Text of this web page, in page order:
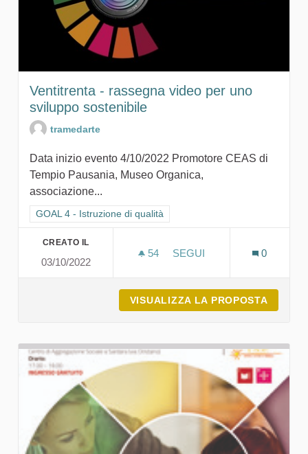
Ventitrenta - rassegna video per uno
sviluppo sostenibile
tramedarte
Data inizio evento 4/10/2022 Promotore CEAS di
Tempio Pausania, Museo Organica,
associazione...
Filtra i risultati per categoria: GOAL 4 - Istruzione di qualità
GOAL 4 - Istruzione di qualità
CREATO IL
03/10/2022
54 54 SOSTENITORI
SEGUI
0
VISUALIZZA LA PROPOSTA